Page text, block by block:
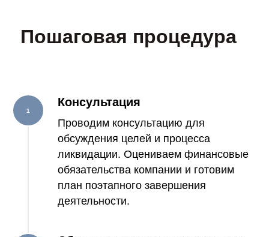
Пошаговая процедура
Консультация
Проводим консультацию для
обсуждения целей и процесса
ликвидации. Оцениваем финансовые
обязательства компании и готовим
план поэтапного завершения
деятельности.